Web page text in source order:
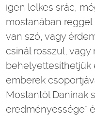
igen lelkes srác,
mostanában
van szó, vagy
csinál rosszul, vagy
behelyettesíthetjük
emberek
Mostantól Daninak
eredményessége”